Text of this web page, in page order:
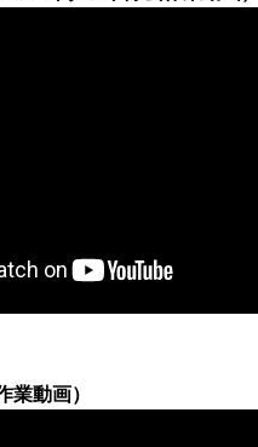
業動画）